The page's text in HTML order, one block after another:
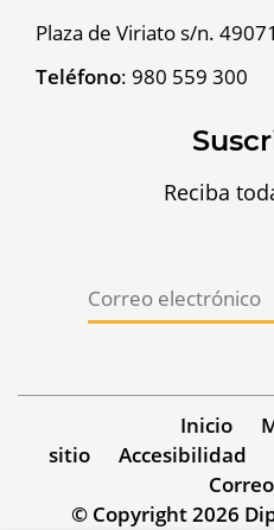
Plaza de Viriato s/n.
Teléfono: 980 559 300
Reciba
Inicio
sitio
Accesibilidad
© Copyright 2026